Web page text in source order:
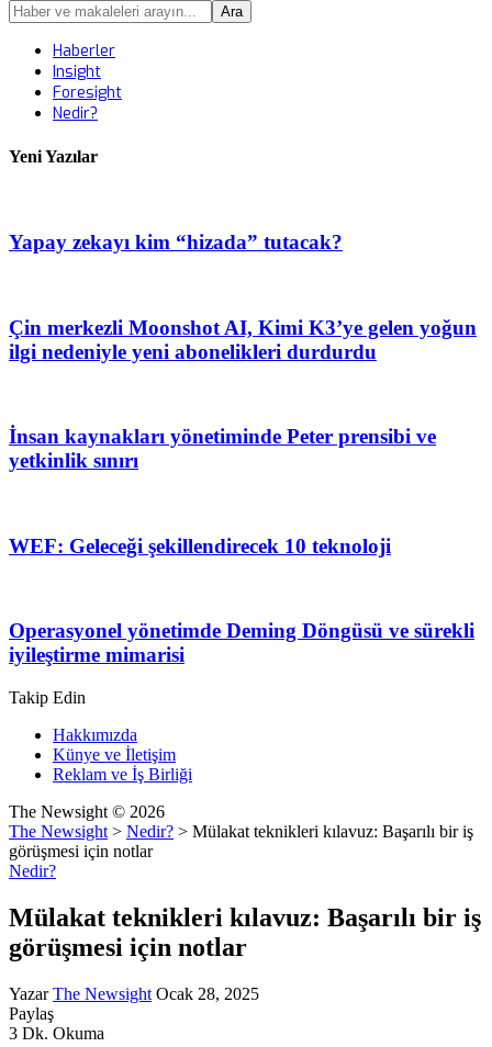
Haberler
Insight
Foresight
Nedir?
Yeni Yazılar
Yapay zekayı kim “hizada” tutacak?
Çin merkezli Moonshot AI, Kimi K3’ye gelen yoğun
ilgi nedeniyle yeni abonelikleri durdurdu
İnsan kaynakları yönetiminde Peter prensibi ve
yetkinlik sınırı
WEF: Geleceği şekillendirecek 10 teknoloji
Operasyonel yönetimde Deming Döngüsü ve sürekli
iyileştirme mimarisi
Takip Edin
Hakkımızda
Künye ve İletişim
Reklam ve İş Birliği
The Newsight © 2026
The Newsight > Nedir? > Mülakat teknikleri kılavuz: Başarılı bir iş
görüşmesi için notlar
Nedir?
Mülakat teknikleri kılavuz: Başarılı bir iş
görüşmesi için notlar
Yazar The Newsight Ocak 28, 2025
Paylaş
3 Dk. Okuma